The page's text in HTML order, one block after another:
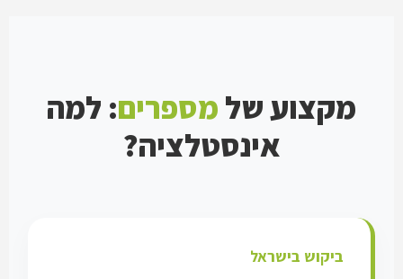
מקצוע שלמספרים: למה
אינסטלציה?
ביקוש בישראל